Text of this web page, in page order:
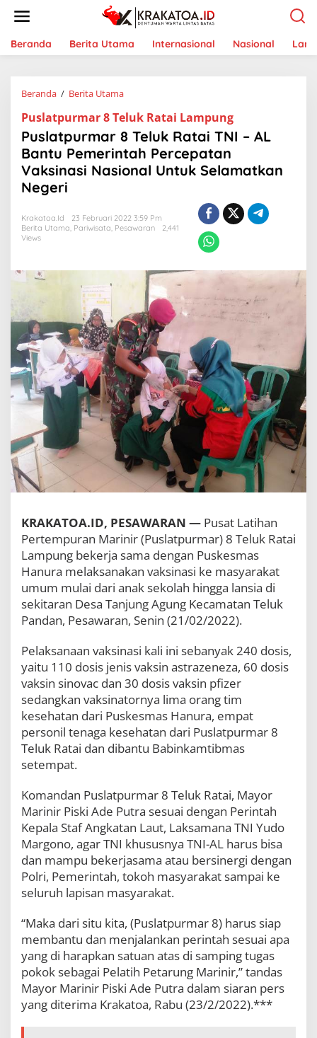
t
Beranda Berita Utama Internasional Nasional
Beranda / Berita Utama
s
l
a
t
p
a
r
e
R
a
t
a
i
T
N
I
-
B
a
P
e
m
e
r
i
n
t
a
P
e
r
c
e
p
a
a
a
k
s
i
n
a
s
i
N
o
n
a
l
n
Puslatpurmar 8 Teluk Ratai Lampung
Puslatpurmar 8 Teluk Ratai TNI – AL
Bantu Pemerintah Percepatan
Vaksinasi Nasional Untuk Selamatkan
Negeri
Krakatoa.id
23 Februari 2022 3:59 Pm
Berita Utama, Pariwisata, Pesawaran
2,441
Views
KRAKATOA.ID, PESAWARAN — Pusat Latihan
Pertempuran Marinir (Puslatpurmar) 8 Teluk Ratai
Lampung bekerja sama dengan Puskesmas
Hanura melaksanakan vaksinasi ke masyarakat
umum mulai dari anak sekolah hingga lansia di
sekitaran Desa Tanjung Agung Kecamatan Teluk
Pandan, Pesawaran, Senin (21/02/2022).
Pelaksanaan vaksinasi kali ini sebanyak 240 dosis,
yaitu 110 dosis jenis vaksin astrazeneza, 60 dosis
vaksin sinovac dan 30 dosis vaksin pfizer
sedangkan vaksinatornya lima orang tim
kesehatan dari Puskesmas Hanura, empat
personil tenaga kesehatan dari Puslatpurmar 8
Teluk Ratai dan dibantu Babinkamtibmas
setempat.
Komandan Puslatpurmar 8 Teluk Ratai, Mayor
Marinir Piski Ade Putra sesuai dengan Perintah
Kepala Staf Angkatan Laut, Laksamana TNI Yudo
Margono, agar TNI khususnya TNI-AL harus bisa
dan mampu bekerjasama atau bersinergi dengan
Polri, Pemerintah, tokoh masyarakat sampai ke
seluruh lapisan masyarakat.
“Maka dari situ kita, (Puslatpurmar 8) harus siap
membantu dan menjalankan perintah sesuai apa
yang di harapkan satuan atas di samping tugas
pokok sebagai Pelatih Petarung Marinir,” tandas
Mayor Marinir Piski Ade Putra dalam siaran pers
yang diterima Krakatoa, Rabu (23/2/2022).***